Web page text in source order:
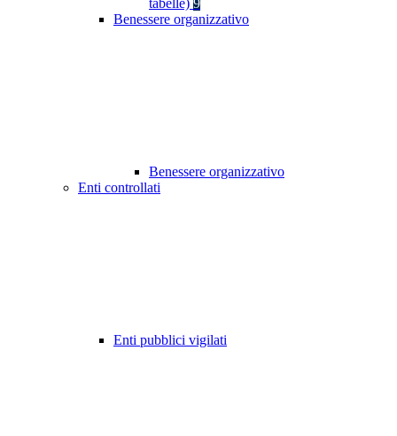
tabelle) 9
Benessere organizzativo
Benessere organizzativo
Enti controllati
Enti pubblici vigilati